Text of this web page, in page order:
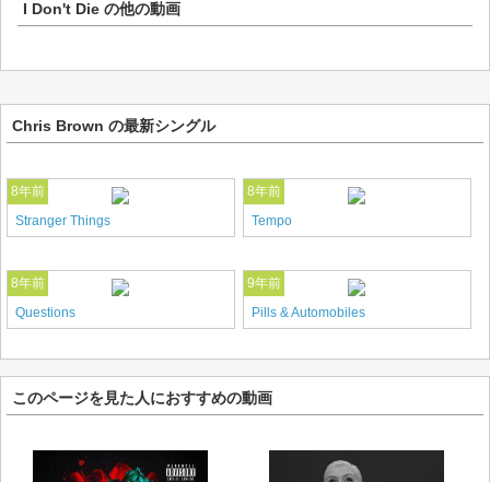
I Don't Die の他の動画
Chris Brown の最新シングル
8年前
Stranger Things
8年前
Tempo
8年前
Questions
9年前
Pills & Automobiles
このページを見た人におすすめの動画